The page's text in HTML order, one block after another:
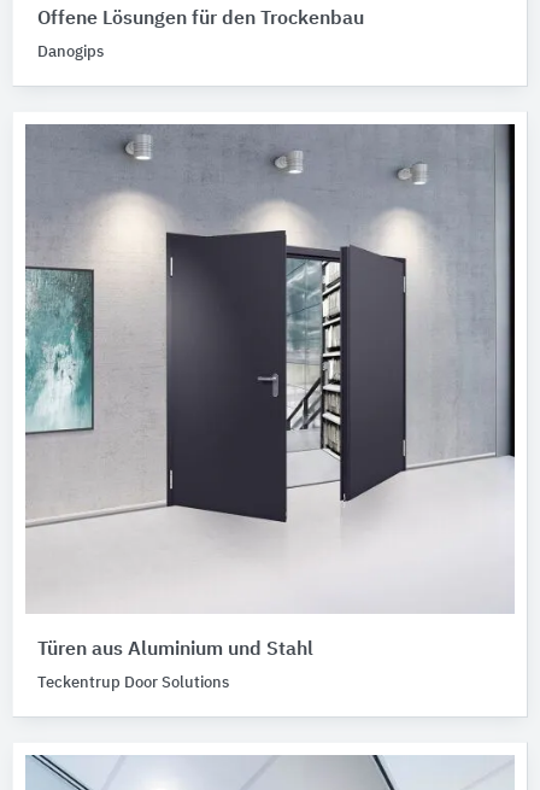
Offene Lösungen für den Trockenbau
Danogips
Türen aus Aluminium und Stahl
Teckentrup Door Solutions